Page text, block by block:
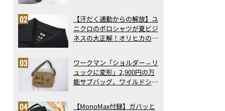
ト3】（2026年6月版）
【汗だく通勤からの解放】ユ
ニクロのポロシャツが夏ビジ
ネスの大正解！オリヒカの透
アの実力
ワークマン「ショルダー⇔リ
ュックに変形」2,900円の万
能サブバッグ、ワイルドシン
【MonoMax付録】ガバッと